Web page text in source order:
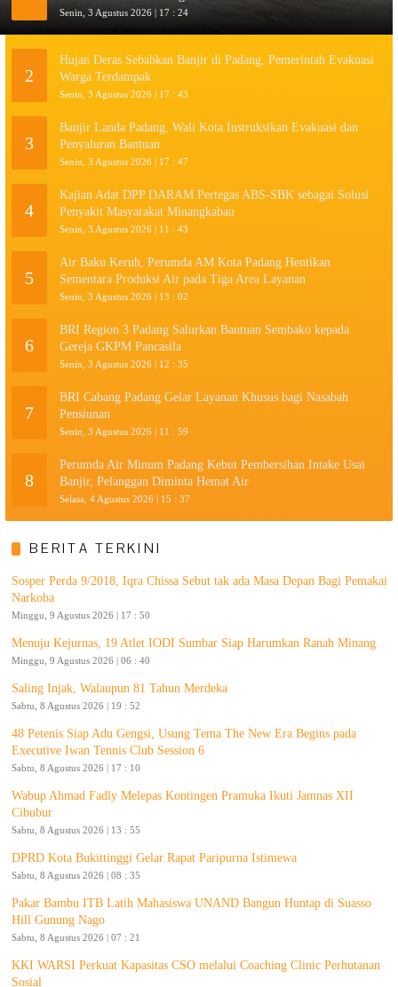
Senin, 3 Agustus 2026 | 17 : 24
2
Hujan Deras Sebabkan Banjir di Padang, Pemerintah Evakuasi
Warga Terdampak
Senin, 3 Agustus 2026 | 17 : 43
3
Banjir Landa Padang, Wali Kota Instruksikan Evakuasi dan
Penyaluran Bantuan
Senin, 3 Agustus 2026 | 17 : 47
4
Kajian Adat DPP DARAM Pertegas ABS-SBK sebagai Solusi
Penyakit Masyarakat Minangkabau
Senin, 3 Agustus 2026 | 11 : 43
5
Air Baku Keruh, Perumda AM Kota Padang Hentikan
Sementara Produksi Air pada Tiga Area Layanan
Senin, 3 Agustus 2026 | 13 : 02
6
BRI Region 3 Padang Salurkan Bantuan Sembako kepada
Gereja GKPM Pancasila
Senin, 3 Agustus 2026 | 12 : 35
7
BRI Cabang Padang Gelar Layanan Khusus bagi Nasabah
Pensiunan
Senin, 3 Agustus 2026 | 11 : 59
8
Perumda Air Minum Padang Kebut Pembersihan Intake Usai
Banjir, Pelanggan Diminta Hemat Air
Selasa, 4 Agustus 2026 | 15 : 37
BERITA TERKINI
Sosper Perda 9/2018, Iqra Chissa Sebut tak ada Masa Depan Bagi Pemakai
Narkoba
Minggu, 9 Agustus 2026 | 17 : 50
Menuju Kejurnas, 19 Atlet IODI Sumbar Siap Harumkan Ranah Minang
Minggu, 9 Agustus 2026 | 06 : 40
Saling Injak, Walaupun 81 Tahun Merdeka
Sabtu, 8 Agustus 2026 | 19 : 52
48 Petenis Siap Adu Gengsi, Usung Tema The New Era Begins pada
Executive Iwan Tennis Club Session 6
Sabtu, 8 Agustus 2026 | 17 : 10
Wabup Ahmad Fadly Melepas Kontingen Pramuka Ikuti Jamnas XII
Cibubur
Sabtu, 8 Agustus 2026 | 13 : 55
DPRD Kota Bukittinggi Gelar Rapat Paripurna Istimewa
Sabtu, 8 Agustus 2026 | 08 : 35
Pakar Bambu ITB Latih Mahasiswa UNAND Bangun Huntap di Suasso
Hill Gunung Nago
Sabtu, 8 Agustus 2026 | 07 : 21
KKI WARSI Perkuat Kapasitas CSO melalui Coaching Clinic Perhutanan
Sosial